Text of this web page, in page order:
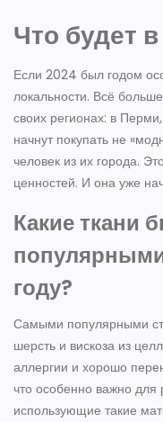
Что будет
Если 2024 был годом
локальности. Всё
своих регионах: в
начнут покупать не
человек из их города.
ценностей. И она уже
Какие ткани
году?
Самыми популярными
шерсть и вискоза из
аллергии и хорошо
что особенно важно для
использующие такие